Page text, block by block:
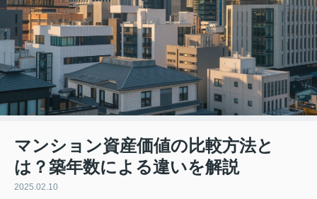
マンション資産価値の比較方法と
は？築年数による違いを解説
2025.02.10